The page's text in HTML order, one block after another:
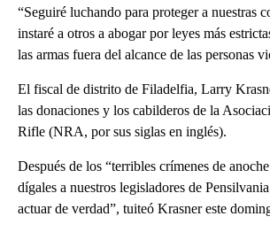
“Seguiré luchando para proteger a nuestras
instaré a otros a abogar por leyes más
las armas fuera del alcance de las personas
El fiscal de distrito de Filadelfia, Larry
las donaciones y los cabilderos de la
Rifle (NRA, por sus siglas en inglés).
Después de los “terribles crímenes de
dígales a nuestros legisladores de
actuar de verdad”, tuiteó Krasner este